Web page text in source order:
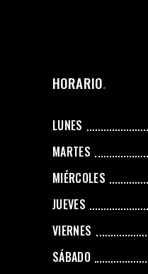
HORARIO
LUNES
MARTES
MIÉRCOLES
JUEVES
VIERNES
SÁBADO